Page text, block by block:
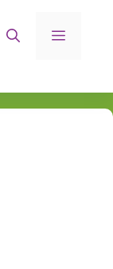
Menu